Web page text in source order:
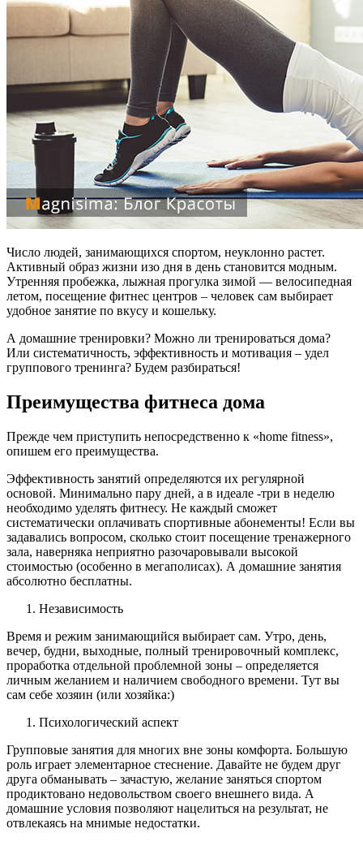
Число людей, занимающихся спортом, неуклонно растет.
Активный образ жизни изо дня в день становится модным.
Утренняя пробежка, лыжная прогулка зимой — велосипедная
летом, посещение фитнес центров – человек сам выбирает
удобное занятие по вкусу и кошельку.
А домашние тренировки? Можно ли тренироваться дома?
Или систематичность, эффективность и мотивация – удел
группового тренинга? Будем разбираться!
Преимущества фитнеса дома
Прежде чем приступить непосредственно к «home fitness»,
опишем его преимущества.
Эффективность занятий определяются их регулярной
основой. Минимально пару дней, а в идеале -три в неделю
необходимо уделять фитнесу. Не каждый сможет
систематически оплачивать спортивные абонементы! Если вы
задавались вопросом, сколько стоит посещение тренажерного
зала, наверняка неприятно разочаровывали высокой
стоимостью (особенно в мегаполисах). А домашние занятия
абсолютно бесплатны.
Независимость
Время и режим занимающийся выбирает сам. Утро, день,
вечер, будни, выходные, полный тренировочный комплекс,
проработка отдельной проблемной зоны – определяется
личным желанием и наличием свободного времени. Тут вы
сам себе хозяин (или хозяйка:)
Психологический аспект
Групповые занятия для многих вне зоны комфорта. Большую
роль играет элементарное стеснение. Давайте не будем друг
друга обманывать – зачастую, желание заняться спортом
продиктовано недовольством своего внешнего вида. А
домашние условия позволяют нацелиться на результат, не
отвлекаясь на мнимые недостатки.